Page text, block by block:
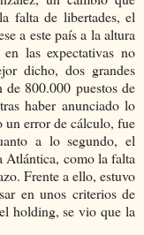
falta de libertades, el
a este país a la altura
las expectativas no
dicho, dos grandes
800.000 puestos de
haber anunciado lo
error de cálculo, fue
a lo segundo, el
Atlántica, como la falta
Frente a ello, estuvo
en unos criterios de
holding, se vio que la